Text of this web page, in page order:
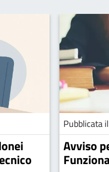
Pubblicata
Avviso per